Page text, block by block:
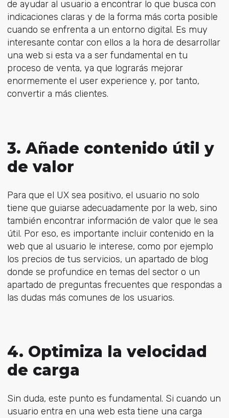
de ayudar al usuario a encontrar lo que busca con
indicaciones claras y de la forma más corta posible
cuando se enfrenta a un entorno digital. Es muy
interesante contar con ellos a la hora de desarrollar
una web si esta va a ser fundamental en tu
proceso de venta, ya que lograrás mejorar
enormemente el user experience y, por tanto,
convertir a más clientes.
3. Añade contenido útil y
de valor
Para que el UX sea positivo, el usuario no solo
tiene que guiarse adecuadamente por la web, sino
también encontrar información de valor que le sea
útil. Por eso, es importante incluir contenido en la
web que al usuario le interese, como por ejemplo
los precios de tus servicios, un apartado de blog
donde se profundice en temas del sector o un
apartado de preguntas frecuentes que respondas a
las dudas más comunes de los usuarios.
4. Optimiza la velocidad
de carga
Sin duda, este punto es fundamental. Si cuando un
usuario entra en una web esta tiene una carga